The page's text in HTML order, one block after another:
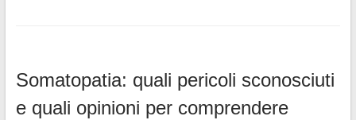
Somatopatia: quali pericoli sconosciuti
e quali opinioni per comprendere